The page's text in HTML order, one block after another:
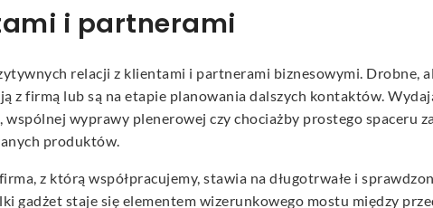
i partnerami
relacji z klientami i partnerami biznesowymi. Drobne,
z firmą lub są na etapie planowania dalszych kontaktów.
wyprawy plenerowej czy chociażby prostego spaceru
produktów.
z którą współpracujemy, stawia na długotrwałe i
gadżet staje się elementem wizerunkowego mostu między